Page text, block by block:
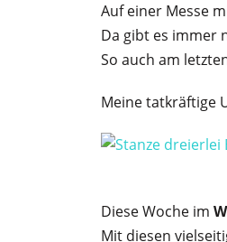
Auf einer Messe
Da gibt es immer
So auch am
Meine tatkräftige
Diese Woche im
Mit diesen